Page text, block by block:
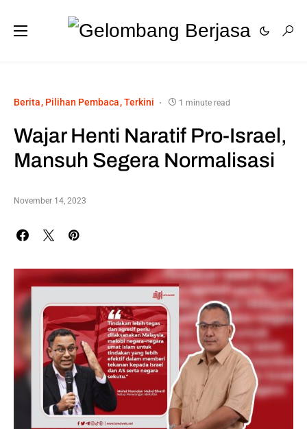
Berita Pilihan Pembaca Terkini 1 minute read
Wajar Henti Naratif Pro-Israel,
Mansuh Segera Normalisasi
November 14, 2023